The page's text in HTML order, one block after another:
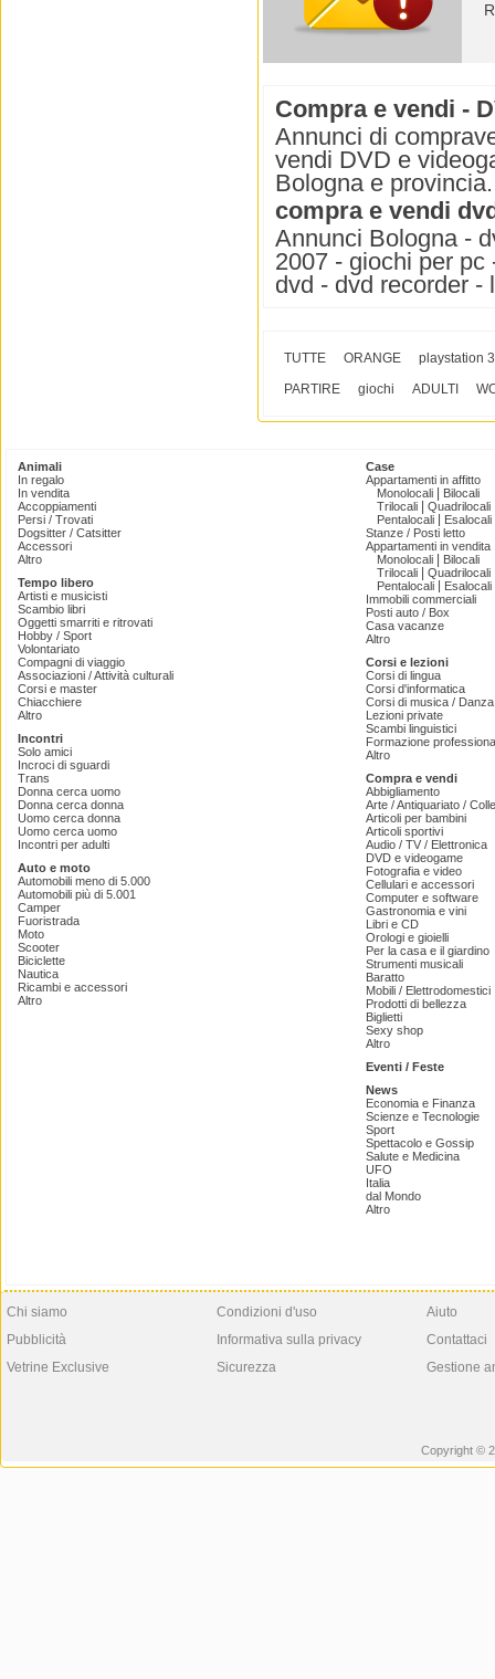
Compra e vendi -
Annunci di
vendi DVD e
Bologna e provincia.
compra e vendi
Annunci Bologna -
2007 - giochi per
dvd - dvd recorder -
TUTTE ORANGE
playstation 3
PARTIRE
giochi ADULTI
Animali
In regalo
In vendita
Accoppiamenti
Persi / Trovati
Dogsitter / Catsitter
Accessori
Altro
Tempo libero
Artisti e musicisti
Scambio libri
Oggetti smarriti e ritrovati
Hobby / Sport
Volontariato
Compagni di viaggio
Associazioni / Attività culturali
Corsi e master
Chiacchiere
Altro
Incontri
Solo amici
Incroci di sguardi
Trans
Donna cerca uomo
Donna cerca donna
Uomo cerca donna
Uomo cerca uomo
Incontri per adulti
Auto e moto
Automobili meno di 5.000
Automobili più di 5.001
Camper
Fuoristrada
Moto
Scooter
Biciclette
Nautica
Ricambi e accessori
Altro
Case
Appartamenti in affitto
Monolocali
Bilocali
Trilocali
Quadrilocali
Pentalocali
Esalocali
Stanze / Posti letto
Appartamenti in vendita
Monolocali
Bilocali
Trilocali
Quadrilocali
Pentalocali
Esalocali
Immobili commerciali
Posti auto / Box
Casa vacanze
Altro
Corsi e lezioni
Corsi di lingua
Corsi d'informatica
Corsi di musica /
Lezioni private
Scambi linguistici
Formazione
Altro
Compra e vendi
Abbigliamento
Arte / Antiquariato /
Articoli per bambini
Articoli sportivi
Audio / TV / Elettronica
DVD e videogame
Fotografia e video
Cellulari e accessori
Computer e software
Gastronomia e vini
Libri e CD
Orologi e gioielli
Per la casa e il giardino
Strumenti musicali
Baratto
Mobili / Elettrodomestici
Prodotti di bellezza
Biglietti
Sexy shop
Altro
Eventi / Feste
News
Economia e Finanza
Scienze e Tecnologie
Sport
Spettacolo e Gossip
Salute e Medicina
UFO
Italia
dal Mondo
Altro
Chi siamo
Pubblicità
Vetrine Exclusive
Condizioni d'uso
Informativa sulla privacy
Sicurezza
Aiuto
Contattaci
Gestione
Copyright ©